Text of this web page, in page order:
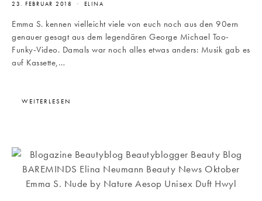
23. FEBRUAR 2018 ELINA
Emma S. kennen vielleicht viele von euch noch aus den 90ern
genauer gesagt aus dem legendären George Michael Too-
Funky-Video. Damals war noch alles etwas anders: Musik gab es
auf Kassette,…
WEITERLESEN